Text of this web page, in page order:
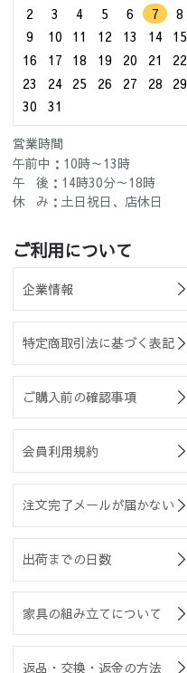
2
3 4 5 6 7
8
9
10 11 12 13 14
15
16
17 18 19 20 21
22
23
24 25 26 27 28
29
30
31
営業時間
午前中：10時～13時
午 後：14時30分～18時
休 み：土日祝日、店休日
ご利用について
企業情報
特定商取引法に基づく表記
ご購入前の確認事項
会員利用規約
注文完了メールが届かない
出荷までの日数
家具の組み立てについて
返品・交換・返金の方法